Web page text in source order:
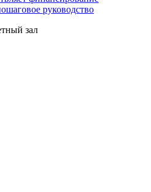
руководство
зал